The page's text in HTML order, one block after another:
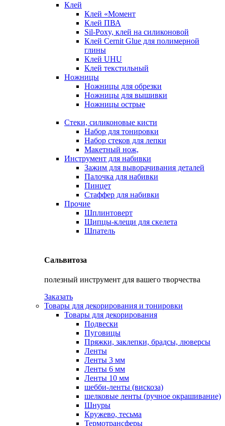
Клей
Клей «Момент
Клей ПВА
Sil-Poxy, клей на силиконовой
Клей Cernit Glue для полимерной
глины
Клей UHU
Клей текстильный
Ножницы
Ножницы для обрезки
Ножницы для вышивки
Ножницы острые
Стеки, силиконовые кисти
Набор для тонировки
Набор стеков для лепки
Макетный нож,
Инструмент для набивки
Зажим для выворачивания деталей
Палочка для набивки
Пинцет
Стаффер для набивки
Прочие
Шплинтоверт
Щипцы-клещи для скелета
Шпатель
Сальвитоза
полезный инструмент для вашего творчества
Заказать
Товары для декорирования и тонировки
Товары для декорирования
Подвески
Пуговицы
Пряжки, заклепки, брадсы, люверсы
Ленты
Ленты 3 мм
Ленты 6 мм
Ленты 10 мм
шебби-ленты (вискоза)
шелковые ленты (ручное окрашивание)
Шнуры
Кружево, тесьма
Термотрансферы